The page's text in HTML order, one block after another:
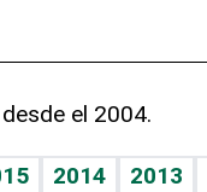
el 2004.
2014 2013